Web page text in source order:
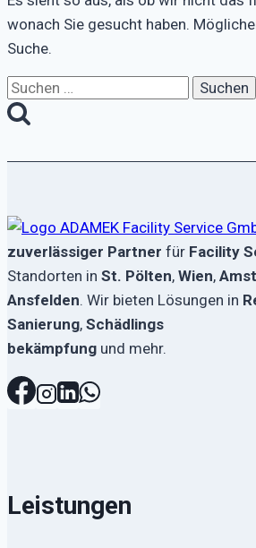
wonach Sie gesucht haben.
Suche.
Suchen
nach:
zuverlässiger Partner für Facility
Standorten in St. Pölten, Wien,
Ansfelden. Wir bieten Lösungen in
Sanierung, Schädlings
bekämpfung und mehr.
Leistungen